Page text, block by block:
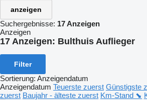
anzeigen
Suchergebnisse: 17 Anzeigen
Anzeigen
17 Anzeigen: Bulthuis Auflieger
Filter
Sortierung: Anzeigendatum
Anzeigendatum Teuerste zuerst Günstigste
zuerst Baujahr - älteste zuerst Km-Stand ⬊